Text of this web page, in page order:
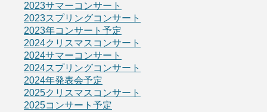
2023サマーコンサート
2023スプリングコンサート
2023年コンサート予定
2024クリスマスコンサート
2024サマーコンサート
2024スプリングコンサート
2024年発表会予定
2025クリスマスコンサート
2025コンサート予定